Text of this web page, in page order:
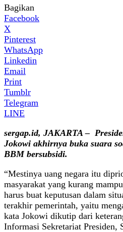
Bagikan
Facebook
X
Pinterest
WhatsApp
Linkedin
Email
Print
Tumblr
Telegram
LINE
sergap.id, JAKARTA –
Jokowi akhirnya buka suara
BBM bersubsidi.
“Mestinya uang negara itu
masyarakat yang kurang
harus buat keputusan dalam
terakhir pemerintah, yaitu
kata Jokowi dikutip dari
Informasi Sekretariat Presiden,